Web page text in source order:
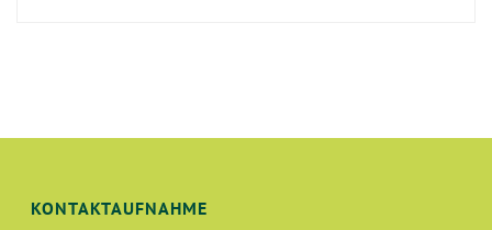
KONTAKTAUFNAHME